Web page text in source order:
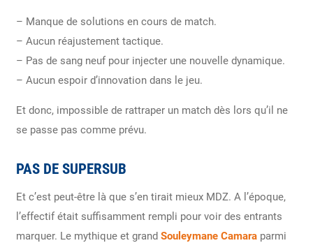
– Manque de solutions en cours de match.
– Aucun réajustement tactique.
– Pas de sang neuf pour injecter une nouvelle dynamique.
– Aucun espoir d’innovation dans le jeu.
Et donc, impossible de rattraper un match dès lors qu’il ne
se passe pas comme prévu.
PAS DE SUPERSUB
Et c’est peut-être là que s’en tirait mieux MDZ. A l’époque,
l’effectif était suffisamment rempli pour voir des entrants
marquer. Le mythique et grand Souleymane Camaraparmi